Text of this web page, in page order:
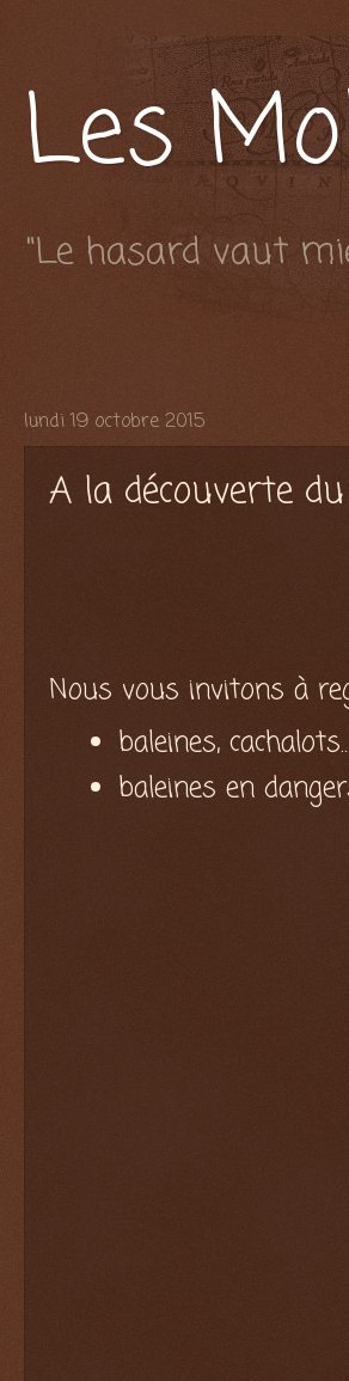
Les
"Le hasard vaut
lundi 19 octobre 2015
A la découverte
Nous vous invitons à
baleines,
baleines en